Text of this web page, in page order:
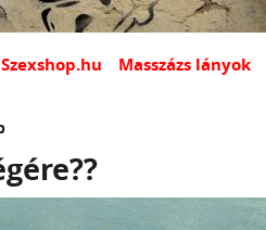
Szexshop.hu Masszázs lányok